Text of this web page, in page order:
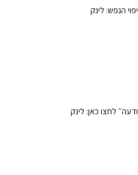
הנפש:לינק
לחצו כאן:לינק